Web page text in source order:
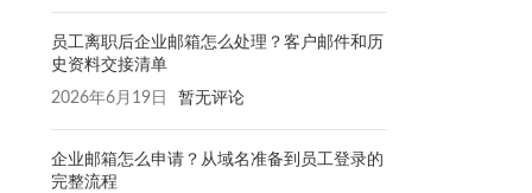
员工离职后企业邮箱怎么处理？客户邮件和历
史资料交接清单
2026年6月19日 暂无评论
企业邮箱怎么申请？从域名准备到员工登录的
完整流程